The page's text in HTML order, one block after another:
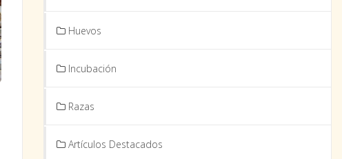
Huevos
Incubación
Razas
Artículos Destacados